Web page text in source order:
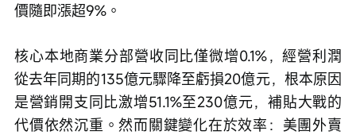
價隨即漲超9%。
核心本地商業分部營收同比僅微增0.1%，經營利潤
從去年同期的135億元驟降至虧損20億元，根本原因
是營銷開支同比激增51.1%至230億元，補貼大戰的
代價依然沉重。然而關鍵變化在於效率：美團外賣